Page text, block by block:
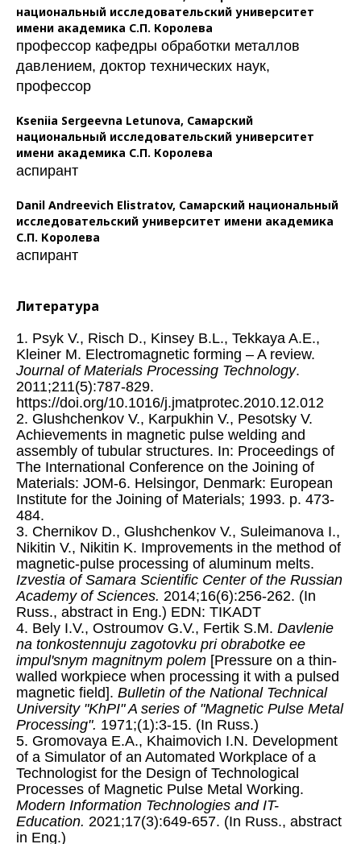
национальный исследовательский университет
имени академика С.П. Королева
профессор кафедры обработки металлов
давлением, доктор технических наук,
профессор
Kseniia Sergeevna Letunova, Самарский
национальный исследовательский университет
имени академика С.П. Королева
аспирант
Danil Andreevich Elistratov, Самарский национальный
исследовательский университет имени академика
С.П. Королева
аспирант
Литература
1. Psyk V., Risch D., Kinsey B.L., Tekkaya A.E.,
Kleiner M. Electromagnetic forming ‒ A review.
Journal of Materials Processing Technology.
2011;211(5):787-829.
https://doi.org/10.1016/j.jmatprotec.2010.12.012
2. Glushchenkov V., Karpukhin V., Pesotsky V.
Achievements in magnetic pulse welding and
assembly of tubular structures. In: Proceedings of
The International Conference on the Joining of
Materials: JOM-6. Helsingor, Denmark: European
Institute for the Joining of Materials; 1993. p. 473-
484.
3. Chernikov D., Glushchenkov V., Suleimanova I.,
Nikitin V., Nikitin K. Improvements in the method of
magnetic-pulse processing of aluminum melts.
Izvestia of Samara Scientific Center of the Russian
Academy of Sciences. 2014;16(6):256-262. (In
Russ., abstract in Eng.) EDN: TIKADT
4. Bely I.V., Ostroumov G.V., Fertik S.M. Davlenie
na tonkostennuju zagotovku pri obrabotke ee
impul'snym magnitnym polem [Pressure on a thin-
walled workpiece when processing it with a pulsed
magnetic field]. Bulletin of the National Technical
University "KhPI" A series of "Magnetic Pulse Metal
Processing". 1971;(1):3-15. (In Russ.)
5. Gromovaya E.A., Khaimovich I.N. Development
of a Simulator of an Automated Workplace of a
Technologist for the Design of Technological
Processes of Magnetic Pulse Metal Working.
Modern Information Technologies and IT-
Education. 2021;17(3):649-657. (In Russ., abstract
in Eng.)